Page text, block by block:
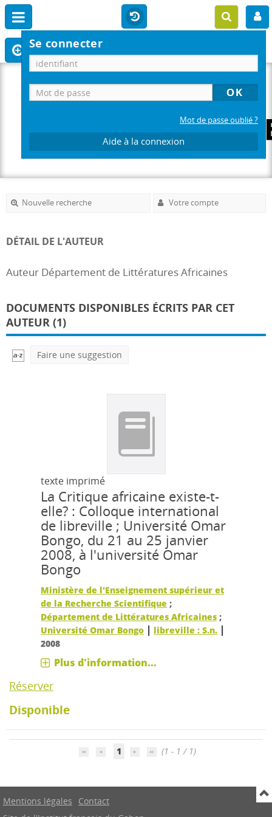
Se connecter
Mot de passe oublié ?
Aide à la connexion
Nouvelle recherche Votre compte
DÉTAIL DE L'AUTEUR
Auteur Département de Littératures Africaines
DOCUMENTS DISPONIBLES ÉCRITS PAR CET
AUTEUR (1)
Faire une suggestion
texte imprimé
La Critique africaine existe-t-
elle? : Colloque international
de libreville ; Université Omar
Bongo, du 21 au 25 janvier
2008, à l'université Omar
Bongo
Ministère de l'Enseignement supérieur et
de la Recherche Scientifique ;
Département de Littératures Africaines ;
Université Omar Bongo | libreville : S.n. |
2008
Plus d'information...
Réserver
Disponible
1 (1 - 1 / 1)
Mentions légales
Contact